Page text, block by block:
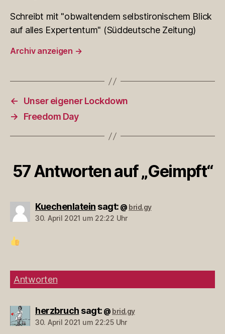
Schreibt mit "obwaltendem selbstironischem Blick
auf alles Expertentum" (Süddeutsche Zeitung)
Archiv anzeigen →
←
Unser eigener Lockdown
→
Freedom Day
57 Antworten auf „Geimpft“
Kuechenlatein sagt: @ brid.gy
30. April 2021 um 22:22 Uhr
Antworten
herzbruch sagt: @ brid.gy
30. April 2021 um 22:25 Uhr